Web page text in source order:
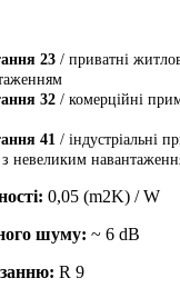
23 / приватні
32 / комерційні
41 / індустріальні
з невеликим
0,05 (m2K) / W
шуму: ~ 6 dB
R 9